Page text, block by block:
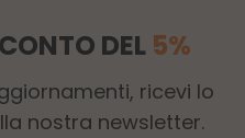
DEL 5%
ricevi lo
nostra newsletter.